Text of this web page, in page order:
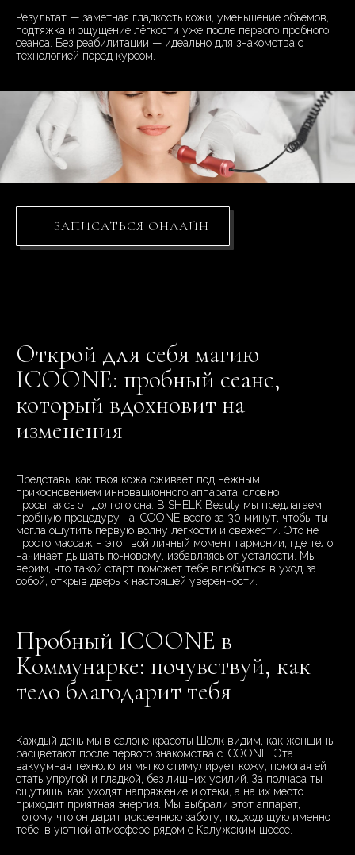
Результат — заметная гладкость кожи, уменьшение объёмов,
подтяжка и ощущение лёгкости уже после первого пробного
сеанса. Без реабилитации — идеально для знакомства с
технологией перед курсом.
ЗАПИСАТЬСЯ ОНЛАЙН
Открой для себя магию
ICOONE: пробный сеанс,
который вдохновит на
изменения
Представь, как твоя кожа оживает под нежным
прикосновением инновационного аппарата, словно
просыпаясь от долгого сна. В SHELK Beauty мы предлагаем
пробную процедуру на ICOONE всего за 30 минут, чтобы ты
могла ощутить первую волну легкости и свежести. Это не
просто массаж – это твой личный момент гармонии, где тело
начинает дышать по-новому, избавляясь от усталости. Мы
верим, что такой старт поможет тебе влюбиться в уход за
собой, открыв дверь к настоящей уверенности.
Пробный ICOONE в
Коммунарке: почувствуй, как
тело благодарит тебя
Каждый день мы в салоне красоты Шелк видим, как женщины
расцветают после первого знакомства с ICOONE. Эта
вакуумная технология мягко стимулирует кожу, помогая ей
стать упругой и гладкой, без лишних усилий. За полчаса ты
ощутишь, как уходят напряжение и отеки, а на их место
приходит приятная энергия. Мы выбрали этот аппарат,
потому что он дарит искреннюю заботу, подходящую именно
тебе, в уютной атмосфере рядом с Калужским шоссе.